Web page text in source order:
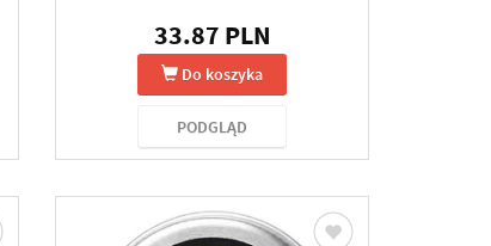
33.87 PLN
Do koszyka
PODGLĄD